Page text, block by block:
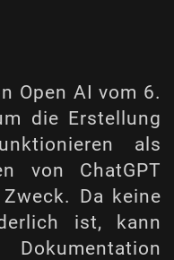
Open AI vom 6.
die Erstellung
als
von ChatGPT
Da keine
ist, kann